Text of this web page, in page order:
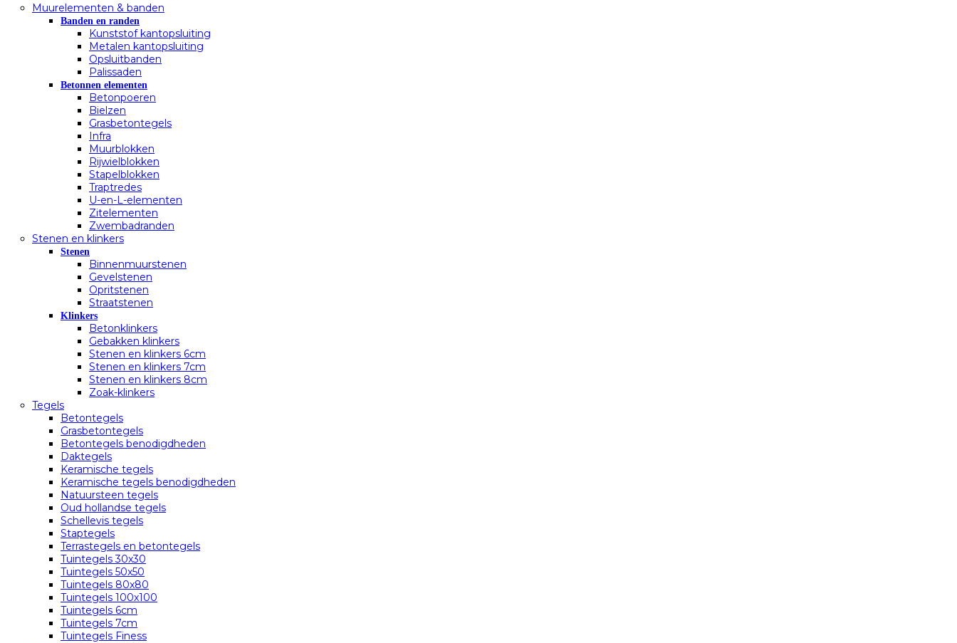
Muurelementen & banden
Banden en randen
Kunststof kantopsluiting
Metalen kantopsluiting
Opsluitbanden
Palissaden
Betonnen elementen
Betonpoeren
Bielzen
Grasbetontegels
Infra
Muurblokken
Rijwielblokken
Stapelblokken
Traptredes
U-en-L-elementen
Zitelementen
Zwembadranden
Stenen en klinkers
Stenen
Binnenmuurstenen
Gevelstenen
Opritstenen
Straatstenen
Klinkers
Betonklinkers
Gebakken klinkers
Stenen en klinkers 6cm
Stenen en klinkers 7cm
Stenen en klinkers 8cm
Zoak-klinkers
Tegels
Betontegels
Grasbetontegels
Betontegels benodigdheden
Daktegels
Keramische tegels
Keramische tegels benodigdheden
Natuursteen tegels
Oud hollandse tegels
Schellevis tegels
Staptegels
Terrastegels en betontegels
Tuintegels 30x30
Tuintegels 50x50
Tuintegels 80x80
Tuintegels 100x100
Tuintegels 6cm
Tuintegels 7cm
Tuintegels Finess